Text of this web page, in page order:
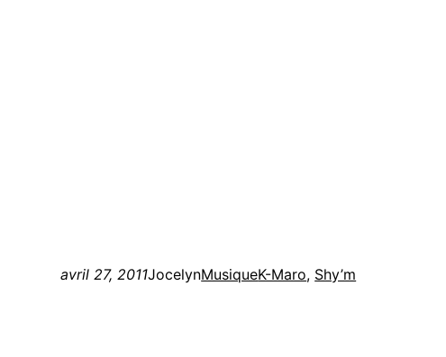
avril 27, 2011JocelynMusiqueK-Maro, Shy’m